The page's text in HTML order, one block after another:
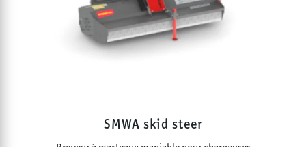
SMWA skid steer